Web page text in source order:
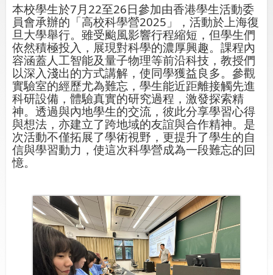
本校學生於7 月 22至26日參加由香港學生活動委
員會承辦的「高校科學營2025 」，活動於上海復
旦大學舉行。雖受颱風影響行程縮短，但學生們
依然積極投入，展現對科學的濃厚興趣。課程內
容涵蓋人工智能及量子物理等前沿科技，教授們
以深入淺出的方式講解，使同學獲益良多。參觀
實驗室的經歷尤為難忘，學生能近距離接觸先進
科研設備，體驗真實的研究過程，激發探索精
神。透過與內地學生的交流，彼此分享學習心得
與想法，亦建立了跨地域的友誼與合作精神。是
次活動不僅拓展了學術視野，更提升了學生的自
信與學習動力，使這次科學營成為一段難忘的回
憶。